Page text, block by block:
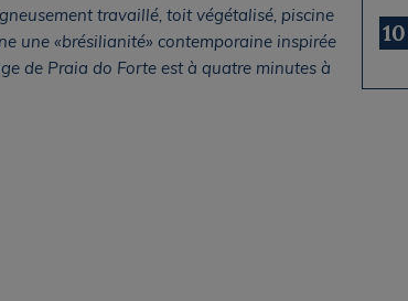
travaillé, toit végétalisé, piscine
une «brésilianité» contemporaine inspirée
de Praia do Forte est à quatre minutes à
10